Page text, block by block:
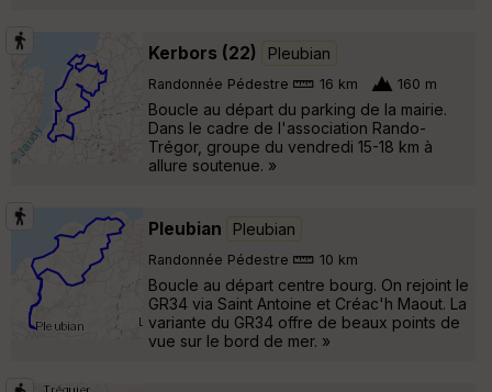
Kerbors (22) Pleubian
Randonnée Pédestre 16 km 160 m
Boucle au départ du parking de la mairie.
Dans le cadre de l'association Rando-
Trégor, groupe du vendredi 15-18 km à
allure soutenue. »
Pleubian Pleubian
Randonnée Pédestre 10 km
Boucle au départ centre bourg. On rejoint le
GR34 via Saint Antoine et Créac'h Maout. La
variante du GR34 offre de beaux points de
vue sur le bord de mer. »